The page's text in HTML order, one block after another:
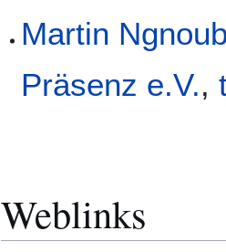
Martin
Präsenz e.V.,
Weblinks